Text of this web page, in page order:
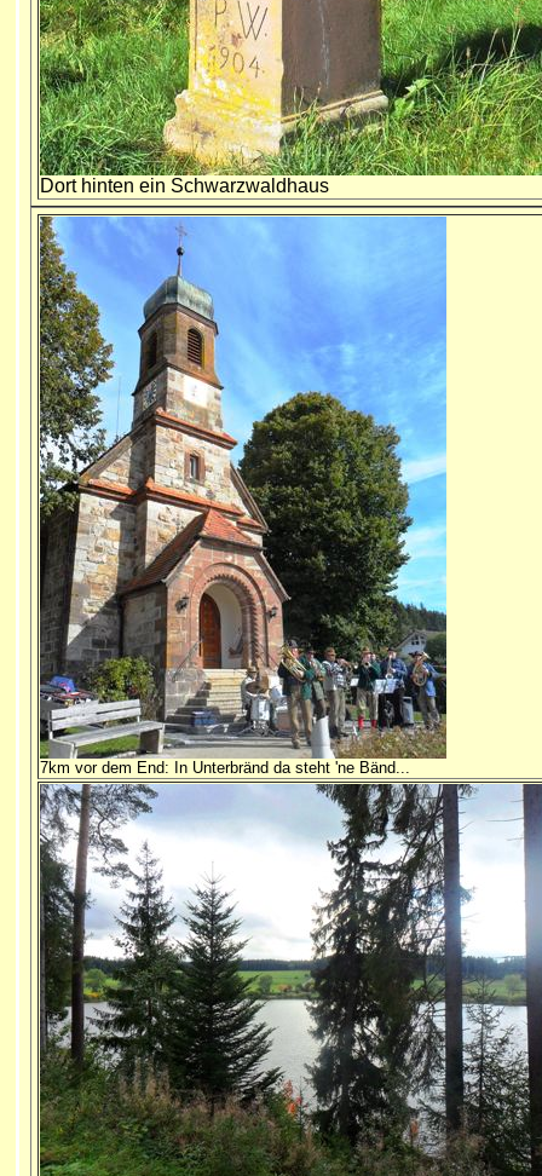
Dort hinten ein Schwarzwaldhaus
7km vor dem End: In Unterbränd da steht 'ne Bänd...